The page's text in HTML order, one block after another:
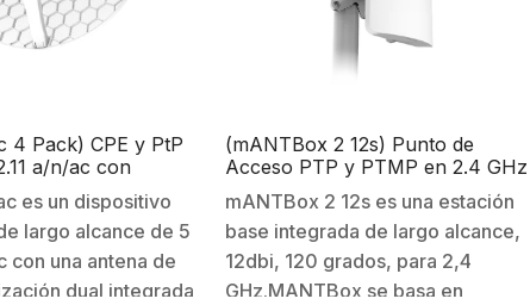
4 Pack) CPE y PtP
a/n/ac con
de 27dBi. “Ahora
y Mayor
es un dispositivo
largo alcance de 5
con una antena de
dual integrada
(mANTBox 2 12s) Punto de
Acceso PTP y PTMP en 2.4 GHz
con Antena Sectorial Integrada de
12 dBi y 120° de Apertura, Hasta
1000 mW de Potencia
mANTBox 2 12s es una estación
base integrada de largo alcance,
12dbi, 120 grados, para 2,4
GHz.MANTBox se basa en